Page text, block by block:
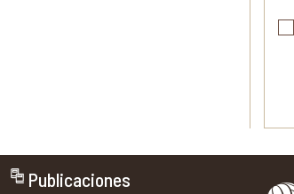
Publicaciones